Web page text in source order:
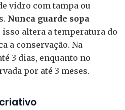
vidro com tampa ou
Nunca guarde sopa
isso altera a temperatura do
a conservação. Na
3 dias, enquanto no
por até 3 meses.